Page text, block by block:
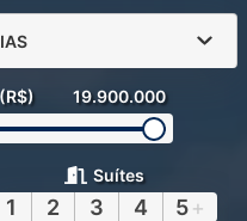
19.900.000
Suítes
1 2 3 4 5+